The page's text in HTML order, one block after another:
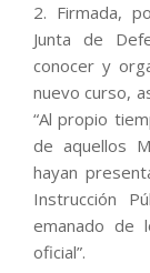
2. Firmada,
Junta de
conocer y
nuevo curso,
“Al propio
de aquellos
hayan
Instrucción
emanado de
oficial”.